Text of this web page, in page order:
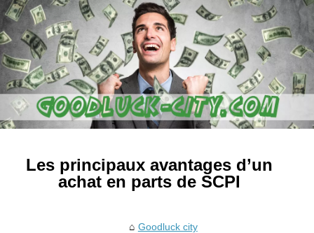
Les principaux avantages d’un
achat en parts de SCPI
Goodluck city